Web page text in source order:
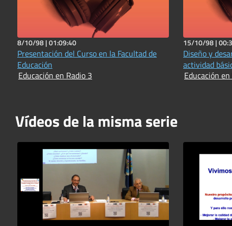
8/10/98 |01:09:40
Presentación del Curso en la Facultad de
Educación
Educación en Radio 3
15/10/98 |
Diseño y
actividad
Educación
Vídeos de la misma serie